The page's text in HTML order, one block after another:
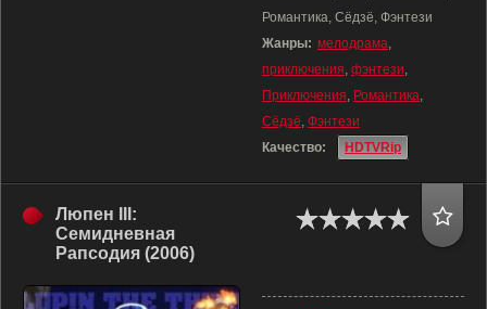
Романтика, Сёдзё, Фэнтези
Жанры: мелодрама,
приключения, фэнтези,
Приключения, Романтика,
Сёдзё, Фэнтези
Качество:
HDTVRip
Люпен III:
Семидневная
Рапсодия (2006)